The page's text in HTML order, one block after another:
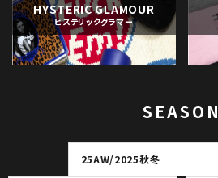
HYSTERIC GLAMOUR
ヒステリックグラマー
SEASON
25AW/2025秋冬